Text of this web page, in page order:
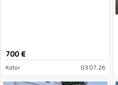
700€
Kotor 03.07.26